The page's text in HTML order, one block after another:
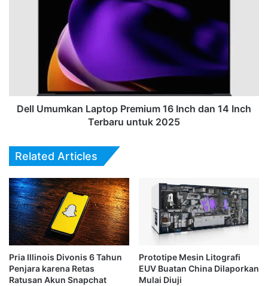
Inch
Terbaru
Dell Umumkan Laptop Premium 16 Inch dan 14 Inch
Terbaru untuk 2025
Related Articles
Pria Illinois Divonis 6 Tahun
Penjara karena Retas
Ratusan Akun Snapchat
Prototipe Mesin Litografi
EUV Buatan China Dilaporkan
Mulai Diuji